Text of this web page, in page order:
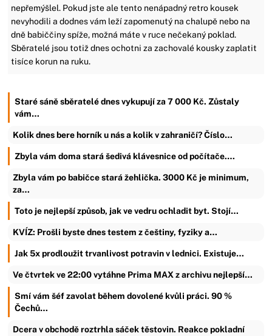
nepřemýšlel. Pokud jste ale tento nenápadný retro kousek
nevyhodili a dodnes vám leží zapomenutý na chalupě nebo na
dně babiččiny spíže, možná máte v ruce nečekaný poklad.
Sběratelé jsou totiž dnes ochotni za zachovalé kousky zaplatit
tisíce korun na ruku.
Staré sáně sběratelé dnes vykupují za 7 000 Kč. Zůstaly
vám…
Kolik dnes bere horník u nás a kolik v zahraničí? Číslo…
Zbyla vám doma stará šedivá klávesnice od počítače.…
Zbyla vám po babičce stará žehlička. 3000 Kč je minimum,
za…
Toto je nejlepší způsob, jak ve vedru ochladit byt. Stojí…
KVÍZ: Prošli byste dnes testem z češtiny, fyziky a…
Jak 5x prodloužit trvanlivost potravin v lednici. Existuje…
Ve čtvrtek ve 22:00 vytáhne Prima MAX z archivu nejlepší…
Smí vám šéf zavolat během dovolené kvůli práci. 90 %
Čechů…
Dcera v obchodě roztrhla sáček těstovin. Reakce pokladní